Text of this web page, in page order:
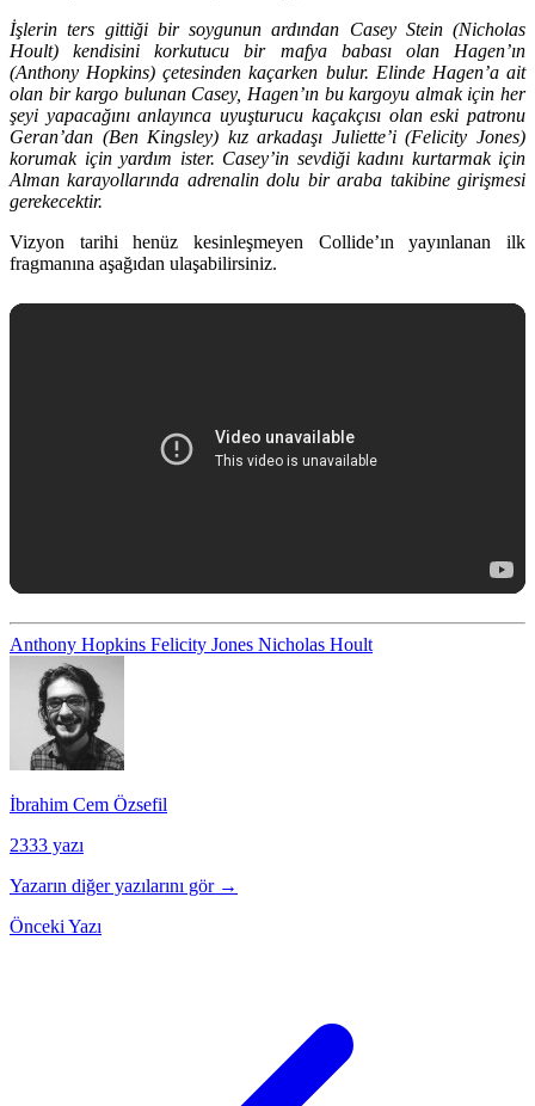
İşlerin ters gittiği bir soygunun ardından Casey Stein (Nicholas
Hoult) kendisini korkutucu bir mafya babası olan Hagen’ın
(Anthony Hopkins) çetesinden kaçarken bulur. Elinde Hagen’a ait
olan bir kargo bulunan Casey, Hagen’ın bu kargoyu almak için her
şeyi yapacağını anlayınca uyuşturucu kaçakçısı olan eski patronu
Geran’dan (Ben Kingsley) kız arkadaşı Juliette’i (Felicity Jones)
korumak için yardım ister. Casey’in sevdiği kadını kurtarmak için
Alman karayollarında adrenalin dolu bir araba takibine girişmesi
gerekecektir.
Vizyon tarihi henüz kesinleşmeyen Collide’ın yayınlanan ilk
fragmanına aşağıdan ulaşabilirsiniz.
Anthony Hopkins Felicity Jones Nicholas Hoult
İbrahim Cem Özsefil
2333 yazı
Yazarın diğer yazılarını gör →
Önceki Yazı